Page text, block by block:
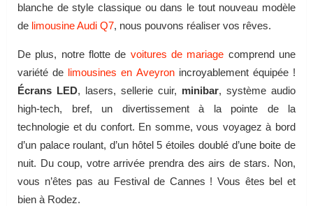
blanche de style classique ou dans le tout nouveau modèle
de limousine Audi Q7, nous pouvons réaliser vos rêves.
De plus, notre flotte de voitures de mariage comprend une
variété de limousines en Aveyronincroyablement équipée !
Écrans LED, lasers, sellerie cuir, minibar, système audio
high-tech, bref, un divertissement à la pointe de la
technologie et du confort. En somme, vous voyagez à bord
d’un palace roulant, d’un hôtel 5 étoiles doublé d’une boite de
nuit. Du coup, votre arrivée prendra des airs de stars. Non,
vous n’êtes pas au Festival de Cannes ! Vous êtes bel et
bien à Rodez.